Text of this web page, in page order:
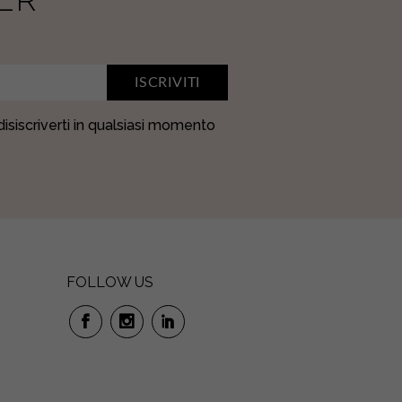
ISCRIVITI
in qualsiasi momento
FOLLOW US